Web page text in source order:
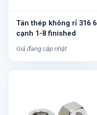
Tán thép không rỉ 316 6
cạnh 1-8 finished
Giá đang cập nhật